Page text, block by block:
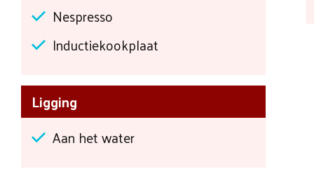
Nespresso
Inductiekookplaat
Ligging
Aan het water